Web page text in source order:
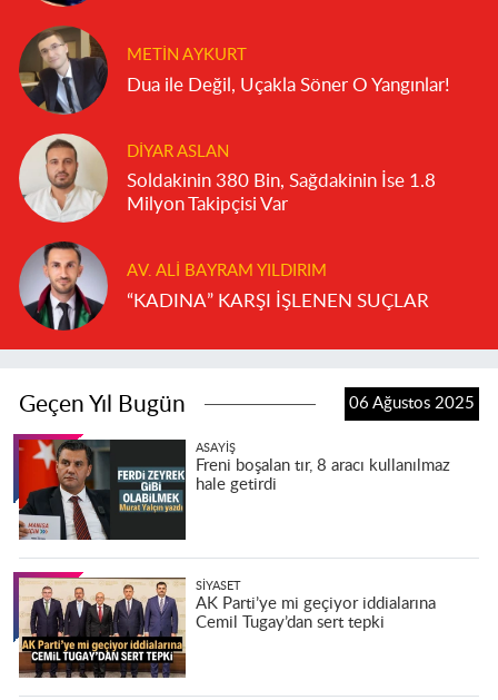
METIN AYKURT
Dua ile Değil, Uçakla Söner O Yangınlar!
DIYAR ASLAN
Soldakinin 380 Bin, Sağdakinin İse 1.8
Milyon Takipçisi Var
AV. ALI BAYRAM YILDIRIM
“KADINA” KARŞI İŞLENEN SUÇLAR
Geçen Yıl Bugün 06 Ağustos 2025
ASAYIŞ
Freni boşalan tır, 8 aracı kullanılmaz
hale getirdi
SIYASET
AK Parti’ye mi geçiyor iddialarına
Cemil Tugay’dan sert tepki